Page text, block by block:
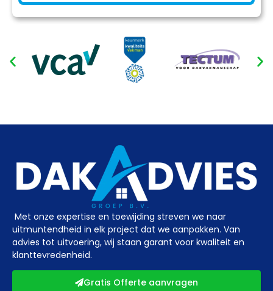
Met onze expertise en toewijding streven we naar
uitmuntendheid in elk project dat we aanpakken. Van
advies tot uitvoering, wij staan garant voor kwaliteit en
klanttevredenheid.
Gratis Offerte aanvragen